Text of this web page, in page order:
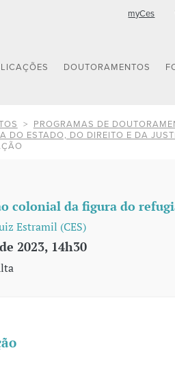
myCes
DOUTORAMENTOS
PROGRAMAS DE
DO ESTADO, DO DIREITO E DA
colonial da figura do
Estramil (CES)
2023, 14h30